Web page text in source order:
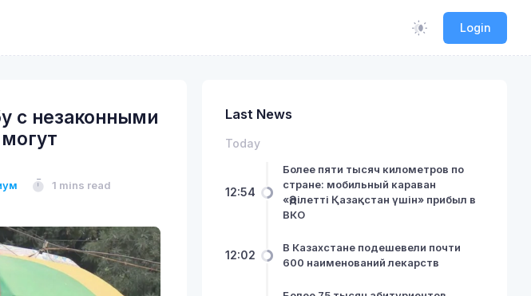
Login
с незаконными
1 mins read
Last News
Today
12:54
Более пяти тысяч километров по
стране: мобильный караван
«Әділетті Қазақстан үшін» прибыл в
ВКО
12:02
В Казахстане подешевели почти
600 наименований лекарств